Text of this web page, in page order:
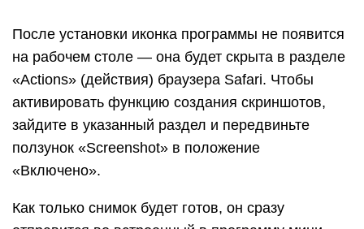
нужные места стрелками и добавить на картинку
текстовые надписи.
Awesome Screenshot официально
поддерживается устройствами, которые
работают под управлением iOS 8: iPhone 4s,
iPhone 5, iPhone 5s, iPad, iPad Air и Air2, iPad
более ранних версий производителем не